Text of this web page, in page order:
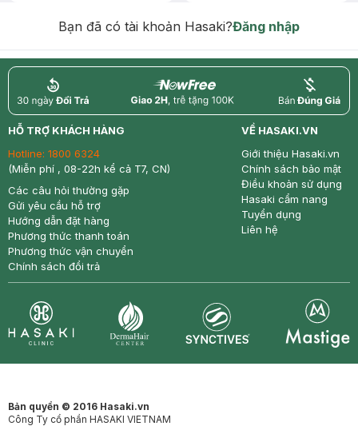
Bạn đã có tài khoản Hasaki?Đăng nhập
return nowfree price
HỖ TRỢ KHÁCH HÀNG
Hotline: 1800 6324
(Miễn phí , 08-22h kể cả T7, CN)
Các câu hỏi thường gặp
Gửi yêu cầu hỗ trợ
Hướng dẫn đặt hàng
Phương thức thanh toán
Phương thức vận chuyển
Chính sách đổi trả
VỀ HASAKI.VN
Giới thiệu Hasaki.vn
Chính sách bảo mật
Điều khoản sử dụng
Hasaki cẩm nang
Tuyển dụng
Liên hệ
Bản quyền © 2016 Hasaki.vn
Công Ty cổ phần HASAKI VIETNAM